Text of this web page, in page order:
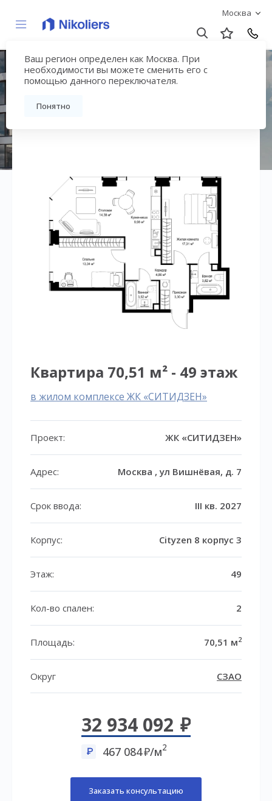
Москва
Ваш регион определен как Москва. При
необходимости вы можете сменить его с
помощью данного переключателя.
Понятно
ЖК «СИТИДЗЕН»
Вернуться на страницу жилого комплекса
Квартира 70,51 м² - 49 этаж
в жилом комплексе ЖК «СИТИДЗЕН»
Проект: ЖК «СИТИДЗЕН»
Адрес: Москва , ул Вишнёвая, д. 7
Срок ввода: III кв. 2027
Корпус: Cityzen 8 корпус 3
Этаж: 49
Кол-во спален: 2
Площадь: 70,51 м2
Округ СЗАО
32 934 092
467 084 /м2
Заказать консультацию